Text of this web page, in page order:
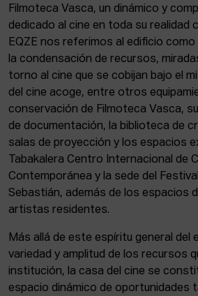
Filmoteca Vasca, un dinámico y
dedicado al cine en toda su realidad
EQZE nos referimos al edificio
la condensación de recursos,
torno al cine que se cobijan bajo el
del cine acoge, entre otros
conservación de Filmoteca Vasca,
de documentación, la biblioteca de
salas de proyección y los espacios
Tabakalera Centro Internacional de
Contemporánea y la sede del
Sebastián, además de los espacios
artistas residentes.
Más allá de este espíritu general del
variedad y amplitud de los recursos
institución, la casa del cine se
espacio dinámico de oportunidades